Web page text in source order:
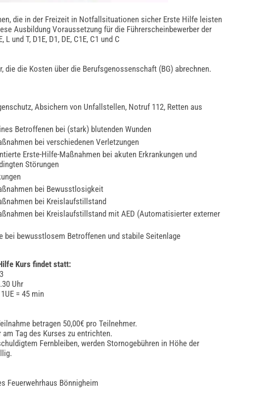
die in der Freizeit in Notfallsituationen sicher Erste Hilfe leisten
Ausbildung Voraussetzung für die Führerscheinbewerber der
L und T, D1E, D1, DE, C1E, C1 und C
die die Kosten über die Berufsgenossenschaft (BG) abrechnen.
Absichern von Unfallstellen, Notruf 112, Retten aus
Betroffenen bei (stark) blutenden Wunden
bei verschiedenen Verletzungen
Erste-Hilfe-Maßnahmen bei akuten Erkrankungen und
Störungen
bei Bewusstlosigkeit
bei Kreislaufstillstand
bei Kreislaufstillstand mit AED (Automatisierter externer
bei bewusstlosem Betroffenen und stabile Seitenlage
Kurs findet statt:
Uhr
= 45 min
betragen 50,00€ pro Teilnehmer.
Tag des Kurses zu entrichten.
Fernbleiben, werden Stornogebühren in Höhe der
Feuerwehrhaus Bönnigheim